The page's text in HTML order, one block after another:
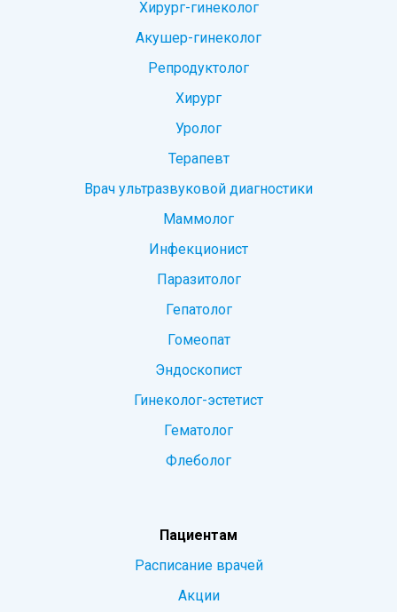
Хирург-гинеколог
Акушер-гинеколог
Репродуктолог
Хирург
Уролог
Терапевт
Врач ультразвуковой диагностики
Маммолог
Инфекционист
Паразитолог
Гепатолог
Гомеопат
Эндоскопист
Гинеколог-эстетист
Гематолог
Флеболог
Пациентам
Расписание врачей
Акции